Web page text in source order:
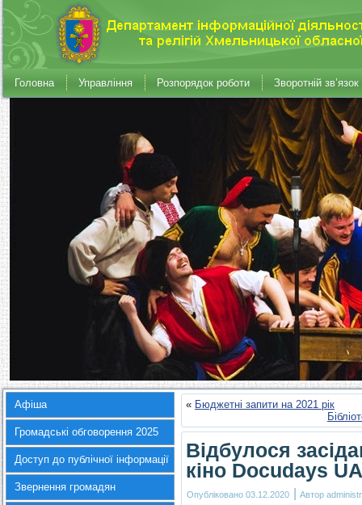
Головна Управління Розпорядок роботи Зворотній зв’язок
Афіша
Громадські обговорення 2025
Доступ до публічної інформації
Звернення громадян
« Бюджетні запити на 2021 рік
Відбулося
кіно Docudays
Опубліковано 03.12.2020 | Автор